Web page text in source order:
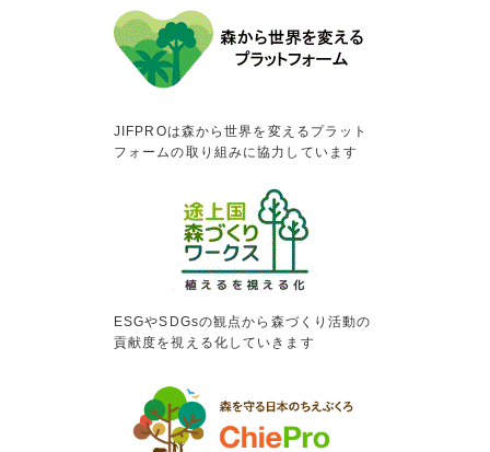
JIFPROは森から世界を変えるプラット
フォームの取り組みに協力しています
ESGやSDGsの観点から森づくり活動の
貢献度を視える化していきます